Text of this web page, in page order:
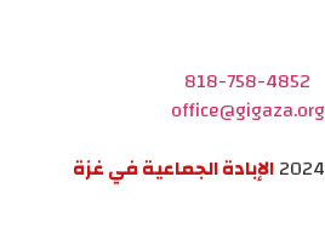
818-758-4852
office@gigaza.org
الإبادة الجماعية في غزة